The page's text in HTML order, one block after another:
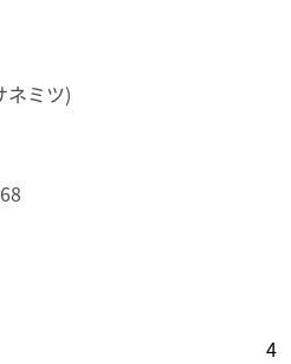
ネミツ)
4